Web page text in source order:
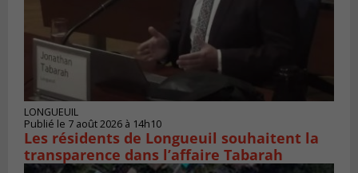
LONGUEUIL
Publié le 7 août 2026 à 14h10
Les résidents de Longueuil souhaitent la
transparence dans l’affaire Tabarah